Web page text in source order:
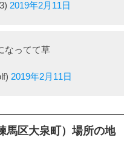
2019年2月11日
なってて草
2019年2月11日
馬区大泉町）場所の地